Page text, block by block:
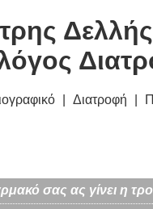
Διατροφή
σας ας γίνει η